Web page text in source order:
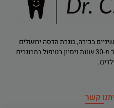
בכירה, בוגרת הדסה ירושלים
ואוניברסיטת תל אביב, ובעלת יותר מ-30 שנות ניסיון בטיפול במבוגרים
קשר